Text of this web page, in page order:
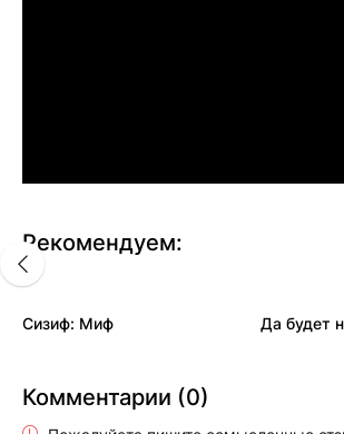
Рекомендуем:
Сизиф: Миф Да будет
Комментарии (0)